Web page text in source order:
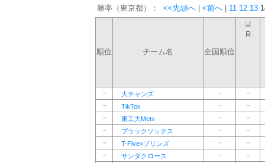
勝率（東京都）： <<先頭へ <前へ 11 12 13
順位 チーム名 全国順位
R
－ 大チャンズ －
－
－
TikTox －
－
－
東工大Mets －
－
－
ブラックソックス －
－
－
T-Five×プリンズ －
－
－
サンタクロース －
－